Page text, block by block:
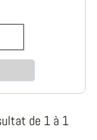
de 1 à 1